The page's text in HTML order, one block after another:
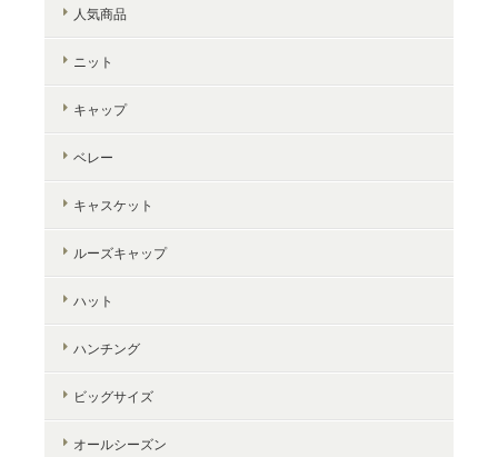
人気商品
ニット
キャップ
ベレー
キャスケット
ルーズキャップ
ハット
ハンチング
ビッグサイズ
オールシーズン